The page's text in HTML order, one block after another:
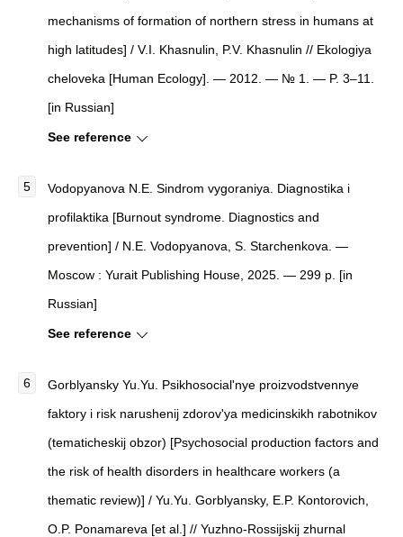
mechanisms of formation of northern stress in humans at
high latitudes] / V.I. Khasnulin, P.V. Khasnulin // Ekologiya
cheloveka [Human Ecology]. — 2012. — № 1. — P. 3–11.
[in Russian]
See reference
Vodopyanova N.E. Sindrom vygoraniya. Diagnostika i
profilaktika [Burnout syndrome. Diagnostics and
prevention] / N.E. Vodopyanova, S. Starchenkova. —
Moscow : Yurait Publishing House, 2025. — 299 p. [in
Russian]
See reference
Gorblyansky Yu.Yu. Psikhosocial'nye proizvodstvennye
faktory i risk narushenij zdorov'ya medicinskikh rabotnikov
(tematicheskij obzor) [Psychosocial production factors and
the risk of health disorders in healthcare workers (a
thematic review)] / Yu.Yu. Gorblyansky, E.P. Kontorovich,
O.P. Ponamareva [et al.] // Yuzhno-Rossijskij zhurnal